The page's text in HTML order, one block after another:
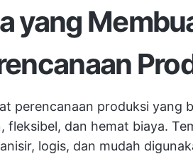
yang
perencanaan produksi yang
fleksibel, dan hemat biaya.
logis, dan mudah